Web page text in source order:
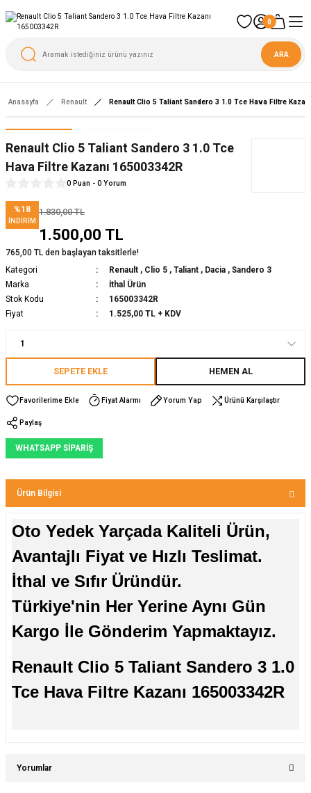
0
ARA
Anasayfa Renault Renault Clio 5 Taliant Sandero 3 1.0 Tce Hava Filtre
Renault Clio 5 Taliant Sandero 3 1.0 Tce
Hava Filtre Kazanı 165003342R
0 Puan - 0 Yorum
%18
İNDIRIM
1.830,00 TL
1.500,00 TL
765,00 TL den başlayan taksitlerle!
Kategori
Renault , Clio 5 , Taliant , Dacia , Sandero 3
Marka
İthal Ürün
Stok Kodu
165003342R
Fiyat
1.525,00 TL + KDV
SEPETE EKLE HEMEN AL
Fiyat Alarmı Yorum Yap Ürünü Karşılaştır
Paylaş
WHATSAPP SİPARİŞ
Ürün Bilgisi
Oto Yedek Yarçada Kaliteli Ürün,
Avantajlı Fiyat ve Hızlı Teslimat.
İthal ve Sıfır Üründür.
Türkiye'nin Her Yerine Aynı Gün
Kargo İle Gönderim Yapmaktayız.
Renault Clio 5 Taliant Sandero 3 1.0
Tce Hava Filtre Kazanı 165003342R
Yorumlar